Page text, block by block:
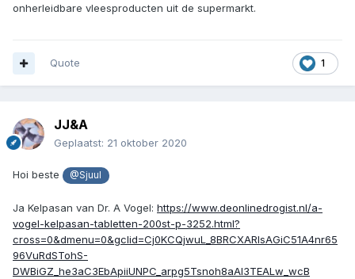
onherleidbare vleesproducten uit de supermarkt.
1
Quote
JJ&A
Geplaatst: 21 oktober 2020
Hoi beste @Sjuul
Ja Kelpasan van Dr. A Vogel: https://www.deonlinedrogist.nl/a-
vogel-kelpasan-tabletten-200st-p-3252.html?
cross=0&dmenu=0&gclid=Cj0KCQjwuL_8BRCXARIsAGiC51A4nr65
96VuRdSTohS-
DWBiGZ_he3aC3EbApiiUNPC_arpg5Tsnoh8aAl3TEALw_wcB